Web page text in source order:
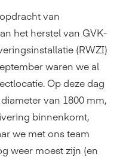
van
het herstel van GVK-
(RWZI)
waren we al
Op deze dag
van 1800 mm,
binnenkomt,
we met ons team
weer moest zijn (en